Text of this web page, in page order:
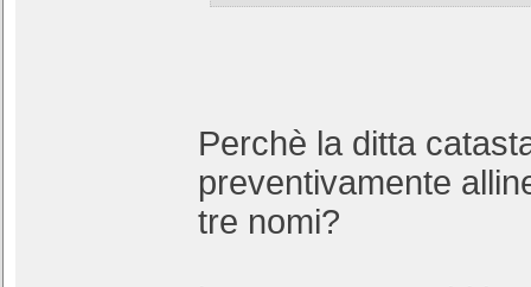
Perchè la ditta
preventivamente
tre nomi?